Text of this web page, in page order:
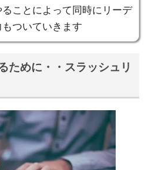
ることによって同時にリーデ
もついていきます
ために・・スラッシュリ